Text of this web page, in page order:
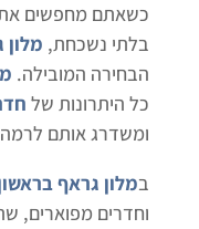
כשאתם מחפשים את
בלתי נשכחת, מלון
הבחירה המובילה.
כל היתרונות של
ומשדרג אותם לרמה
במלון גראף
וחדרים מפוארים,